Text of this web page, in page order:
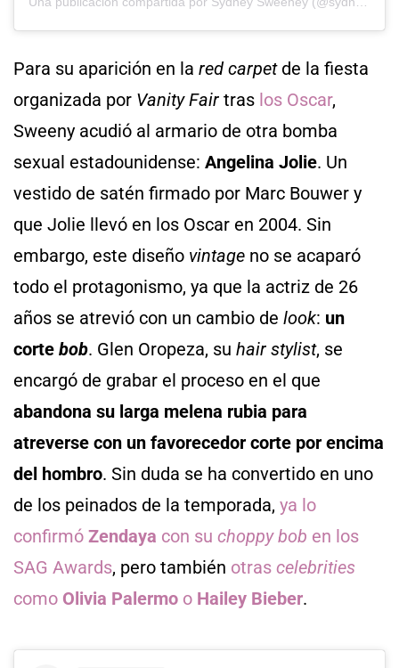
Para su aparición en la red carpetde la fiesta
organizada por Vanity Fair tras los Oscar,
Sweeny acudió al armario de otra bomba
sexual estadounidense: Angelina Jolie. Un
vestido de satén firmado por Marc Bouwer y
que Jolie llevó en los Oscar en 2004. Sin
embargo, este diseño vintage no se acaparó
todo el protagonismo, ya que la actriz de 26
años se atrevió con un cambio de look: un
corte bob. Glen Oropeza, su hair stylist, se
encargó de grabar el proceso en el que
abandona su larga melena rubia para
atreverse con un favorecedor corte por encima
del hombro. Sin duda se ha convertido en uno
de los peinados de la temporada, ya lo
confirmó Zendaya con su choppy bob en los
SAG Awards, pero también otras celebrities
como Olivia Palermo o Hailey Bieber.